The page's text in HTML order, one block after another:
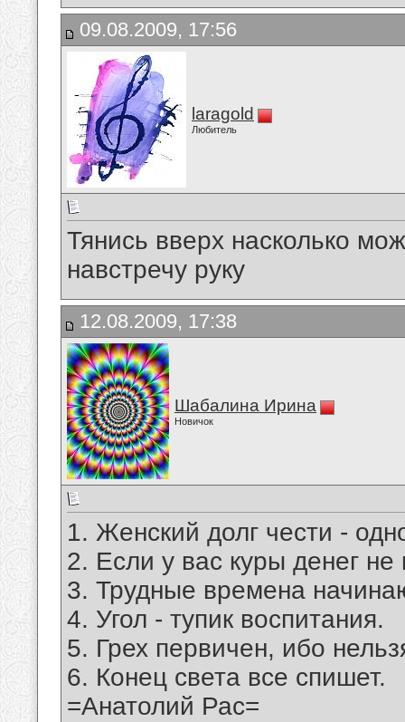
09.08.2009, 17:56
laragold
Любитель
Тянись вверх насколько
навстречу руку
12.08.2009, 17:38
Шабалина Ирина
Новичок
1. Женский долг чести -
2. Если у вас куры денег
3. Трудные времена
4. Угол - тупик воспитания.
5. Грех первичен, ибо
6. Конец света все спишет.
=Анатолий Рас=